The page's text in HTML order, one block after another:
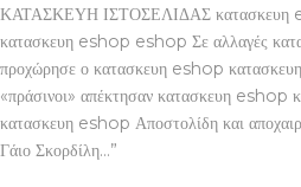
ΚΑΤΑΣΚΕΥΗ ΙΣΤΟΣΕΛΙΔΑΣ κατασκευη
κατασκευη eshop eshop Σε αλλαγές
προχώρησε ο κατασκευη eshop
«πράσινοι» απέκτησαν κατασκευη
κατασκευη eshop Αποστολίδη και
Γάιο Σκορδίλη…”